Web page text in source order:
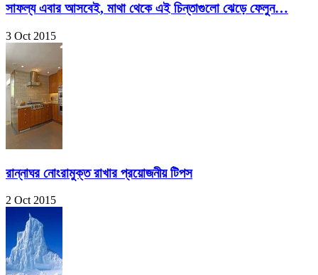
সাফল্য এবার আসবেই, মাথা থেকে এই চিন্তাগুলো ঝেড়ে ফেলুন…
3 Oct 2015
রান্নাঘর নোংরামুক্ত রাখার প্রয়োজনীয় টিপস
2 Oct 2015